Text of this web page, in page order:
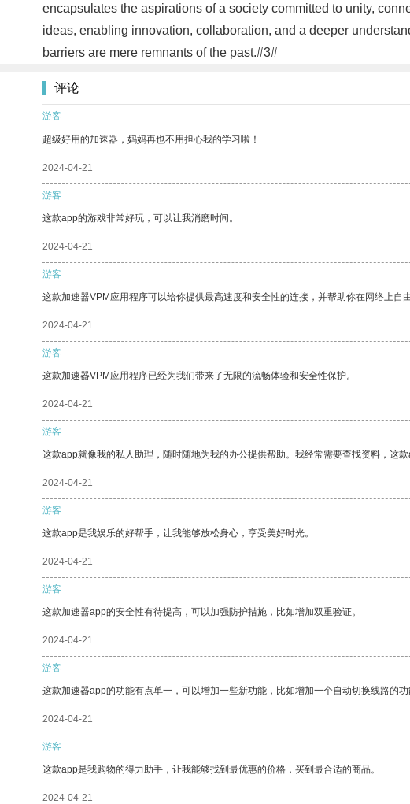
encapsulates the aspirations of a society committed to unity,
ideas, enabling innovation, collaboration, and a deeper
barriers are mere remnants of the past.#3#
评论
游客
超级好用的加速器，妈妈再也不用担心我的学习啦！
2024-04-21
游客
这款app的游戏非常好玩，可以让我消磨时间。
2024-04-21
游客
这款加速器VPM应用程序可以给你提供最高速度和安全性的连接，并帮助你在网络上自由
2024-04-21
游客
这款加速器VPM应用程序已经为我们带来了无限的流畅体验和安全性保护。
2024-04-21
游客
这款app就像我的私人助理，随时随地为我的办公提供帮助。我经常需要查找资料，这
2024-04-21
游客
这款app是我娱乐的好帮手，让我能够放松身心，享受美好时光。
2024-04-21
游客
这款加速器app的安全性有待提高，可以加强防护措施，比如增加双重验证。
2024-04-21
游客
这款加速器app的功能有点单一，可以增加一些新功能，比如增加一个自动切换线路的功
2024-04-21
游客
这款app是我购物的得力助手，让我能够找到最优惠的价格，买到最合适的商品。
2024-04-21